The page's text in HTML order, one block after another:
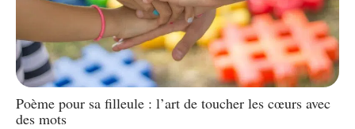
Poème pour sa filleule : l’art de toucher les cœurs avec
des mots